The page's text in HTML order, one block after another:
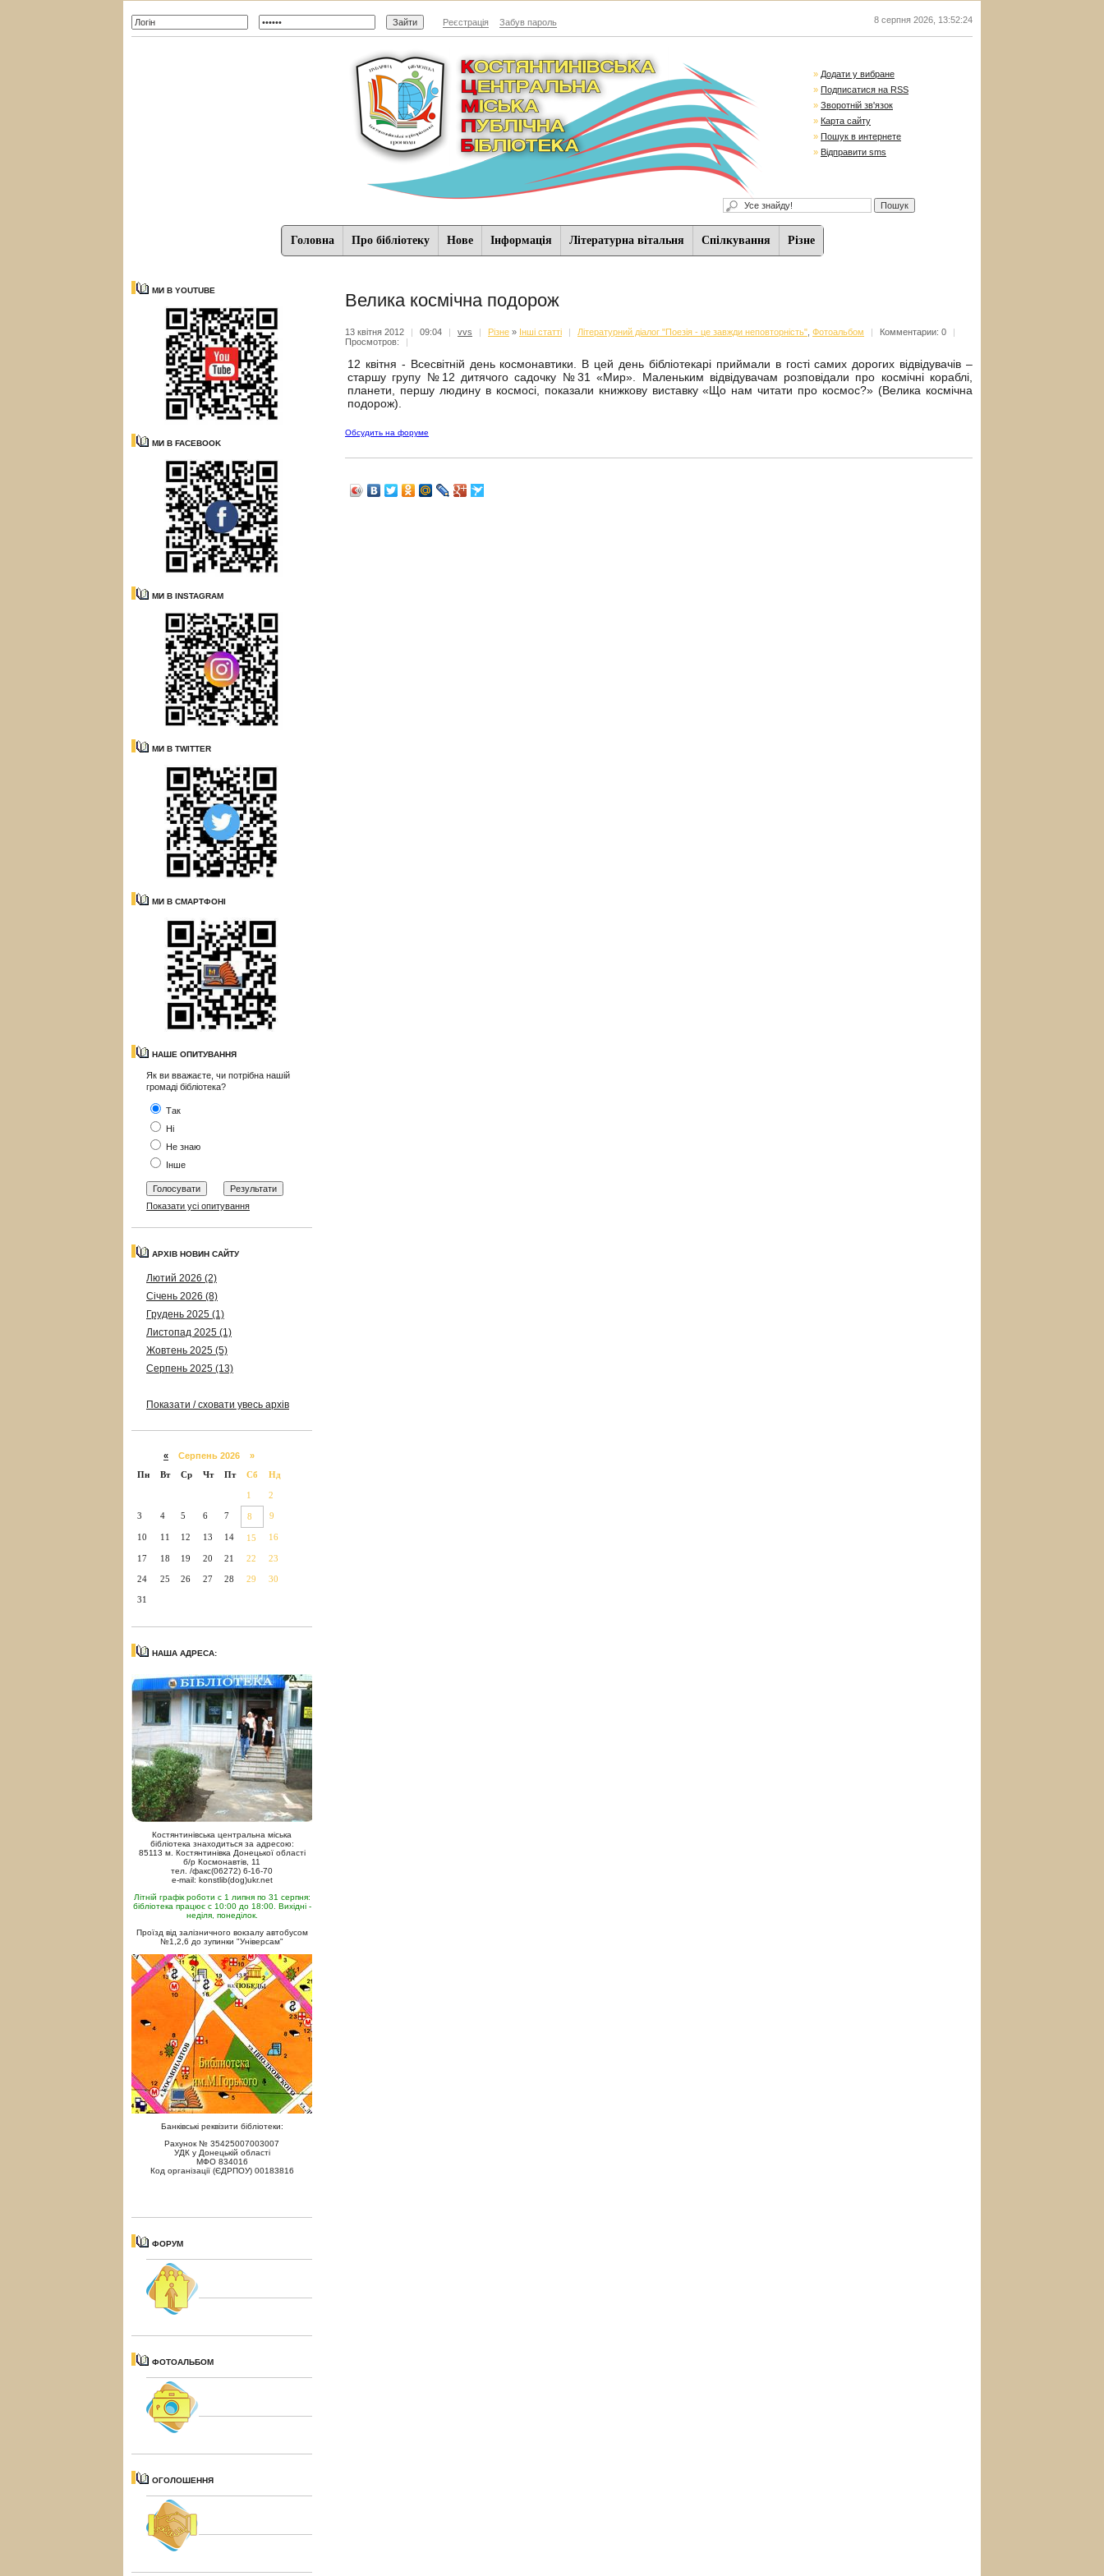
Реєстрація Забув пароль 8 серпня 2026 13:52:24
» Додати у вибране
» Подписатися на RSS
» Зворотній зв'язок
» Карта сайту
» Пошук в интернете
» Відправити sms
Головна Про бібліотеку Нове Iнформацiя Літературна вітальня Спiлкування Різне
МИ В YOUTUBE
МИ В FACEBOOK
МИ В INSTAGRAM
МИ В TWITTER
МИ В СМАРТФОНІ
НАШЕ ОПИТУВАННЯ
Як ви вважаєте, чи потрібна нашій
громаді бібліотека?
Так
Ні
Не знаю
Інше
Показати усі опитування
АРХІВ НОВИН САЙТУ
Лютий 2026 (2)
Січень 2026 (8)
Грудень 2025 (1)
Листопад 2025 (1)
Жовтень 2025 (5)
Серпень 2025 (13)
Показати / сховати увесь архів
« Серпень 2026 »
Пн
Вт Ср Чт Пт Сб Нд
1 2
3 4 5 6 7 8 9
10 11 12 13 14 15 16
17 18 19 20 21 22 23
24 25 26 27 28 29 30
31
НАША АДРЕСА:
Костянтинівська центральна міська
бібліотека знаходиться за адресою:
85113 м. Костянтинівка Донецької області
б/р Космонавтів, 11
тел. /факс(06272) 6-16-70
e-mail: konstlib(dog)ukr.net
Літній графік роботи с 1 липня по 31 серпня:
бібліотека працює с 10:00 до 18:00. Вихідні -
неділя, понеділок.
Проїзд від залізничного вокзалу автобусом
№1,2,6 до зупинки "Універсам"
Банківські реквізити бібліотеки:
Рахунок № 35425007003007
УДК у Донецькій області
МФО 834016
Код організації (ЄДРПОУ) 00183816
ФОРУМ
ФОТОАЛЬБОМ
ОГОЛОШЕННЯ
Велика космічна подорож
13 квітня 2012 | 09:04 | vvs | Різне » Інші статті | Літературний діалог "Поезія - це завжди неповторність" Фотоальбом | Комментарии: 0
|
Просмотров:
|
12 квітня - Всесвітній день космонавтики. В цей день бібліотекарі приймали в гості самих дорогих відвідувачів –
старшу групу №12 дитячого садочку №31 «Мир». Маленьким відвідувачам розповідали про космічні кораблі,
планети, першу людину в космосі, показали книжкову виставку «Що нам читати про космос?» (Велика космічна
подорож).
Обсудить на форуме